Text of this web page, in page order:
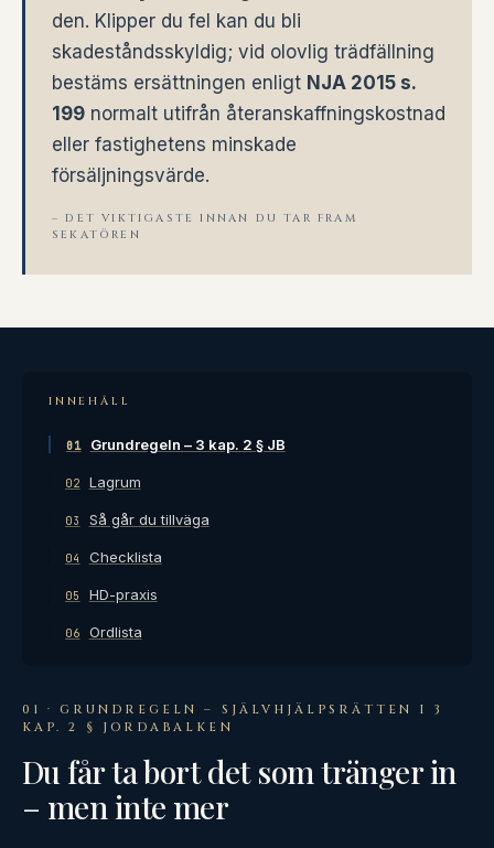
den. Klipper du fel kan du bli
skadeståndsskyldig; vid olovlig trädfällning
bestäms ersättningen enligt NJA 2015 s.
199 normalt utifrån återanskaffningskostnad
eller fastighetens minskade
försäljningsvärde.
– DET VIKTIGASTE INNAN DU TAR FRAM
SEKATÖREN
INNEHÅLL
01 Grundregeln – 3 kap. 2 § JB
02 Lagrum
03 Så går du tillväga
04 Checklista
05 HD-praxis
06 Ordlista
01 · GRUNDREGELN – SJÄLVHJÄLPSRÄTTEN I 3
KAP. 2 § JORDABALKEN
Du får ta bort det som tränger in
– men inte mer